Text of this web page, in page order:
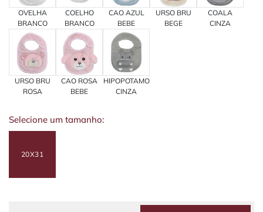
OVELHA
BRANCO
COELHO
BRANCO
CAO AZUL
BEBE
URSO BRU
BEGE
COALA
CINZA
URSO BRU
ROSA
CAO ROSA
BEBE
HIPOPOTAMO
CINZA
Selecione um tamanho:
20X31